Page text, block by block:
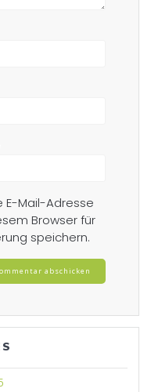
E-Mail-Adresse
Browser für
speichern.